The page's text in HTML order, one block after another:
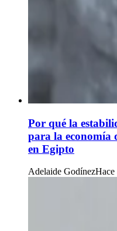
Por qué la
para la economía
en Egipto
Adelaide GodínezHace